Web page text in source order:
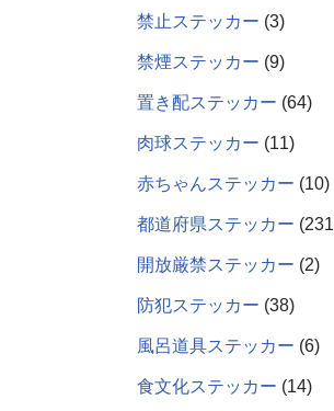
禁止ステッカー 3
禁煙ステッカー 9
置き配ステッカー 64
肉球ステッカー 11
赤ちゃんステッカー 10
都道府県ステッカー 231
開放厳禁ステッカー 2
防犯ステッカー 38
風呂道具ステッカー 6
食文化ステッカー 14